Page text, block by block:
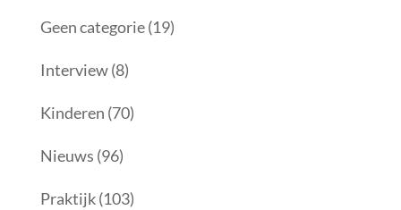
Geen categorie(19)
Interview(8)
Kinderen (70)
Nieuws (96)
Praktijk(103)